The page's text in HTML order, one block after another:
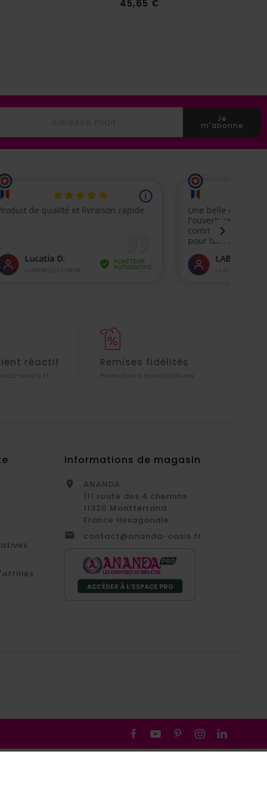
45,65 €
Je
m'abonne
réactif
oasis.fr
Remises fidélités
Promotions quantitatives
Informations de magasin

ANANDA
111 route des 4 chemins
11320 Montferrand
France Hexagonale
 contact@ananda-oasis.fr